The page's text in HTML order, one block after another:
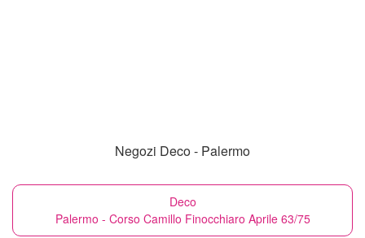
Negozi Deco - Palermo
Deco
Palermo - Corso Camillo Finocchiaro Aprile 63/75